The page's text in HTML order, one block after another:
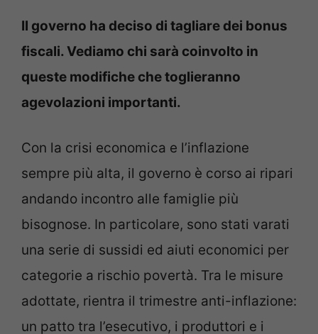
Il governo ha deciso di tagliare dei bonus
fiscali. Vediamo chi sarà coinvolto in
queste modifiche che toglieranno
agevolazioni importanti.
Con la crisi economica e l’inflazione
sempre più alta, il governo è corso ai ripari
andando incontro alle famiglie più
bisognose. In particolare, sono stati varati
una serie di sussidi ed aiuti economici per
categorie a rischio povertà. Tra le misure
adottate, rientra il trimestre anti-inflazione:
un patto tra l’esecutivo, i produttori e i